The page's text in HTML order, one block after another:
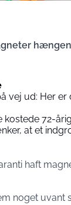
vej ud: Her er
kostede 72-
at et
haft
noget uvant